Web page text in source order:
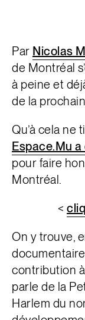
Par Nicolas
de Montréal
à peine et
de la
Qu’à cela ne
Espace.Mu
pour faire
Montréal.
<
On y trouve,
contribution à
parle de la
Harlem du